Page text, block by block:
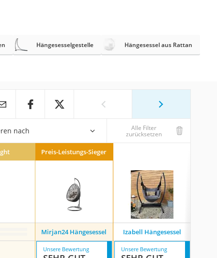
Hängesesselgestelle Hängesessel aus Rattan
nach Alle Filter
zurücksetzen
Preis-Leistungs-Sieger
Mirjan24 Hängesessel Izabell Hängesessel
Unsere Bewertung Unsere Bewertung